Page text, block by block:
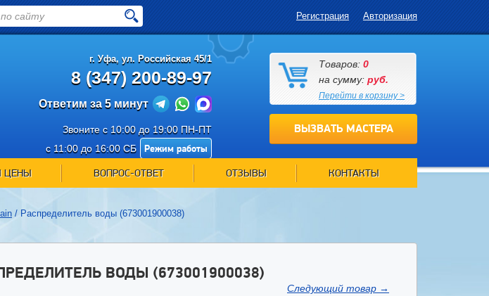
Регистрация Авторизация
г. Уфа, ул. Российская 45/1
8 (347) 200-89-97
Ответим за 5 минут
Звоните с 10:00 до 19:00 ПН-ПТ
с 11:00 до 16:00 СБ
Режим работы
Товаров: 0
на сумму: руб.
Перейти в корзину >
ВЫЗВАТЬ МАСТЕРА
ЦЕНЫ ВОПРОС-ОТВЕТ ОТЗЫВЫ КОНТАКТЫ
/ Распределитель воды (673001900038)
ВОДЫ (673001900038)
Следующий товар →